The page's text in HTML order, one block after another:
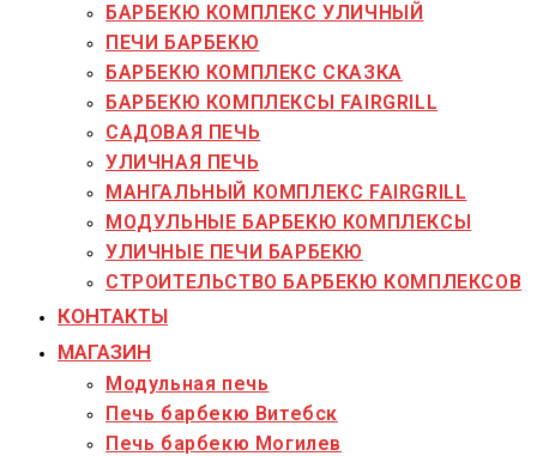
БАРБЕКЮ КОМПЛЕКС УЛИЧНЫЙ
ПЕЧИ БАРБЕКЮ
БАРБЕКЮ КОМПЛЕКС СКАЗКА
БАРБЕКЮ КОМПЛЕКСЫ FAIRGRILL
САДОВАЯ ПЕЧЬ
УЛИЧНАЯ ПЕЧЬ
МАНГАЛЬНЫЙ КОМПЛЕКС FAIRGRILL
МОДУЛЬНЫЕ БАРБЕКЮ КОМПЛЕКСЫ
УЛИЧНЫЕ ПЕЧИ БАРБЕКЮ
СТРОИТЕЛЬСТВО БАРБЕКЮ КОМПЛЕКСОВ
КОНТАКТЫ
МАГАЗИН
Модульная печь
Печь барбекю Витебск
Печь барбекю Могилев